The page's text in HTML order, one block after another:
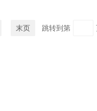
末页 跳转到第